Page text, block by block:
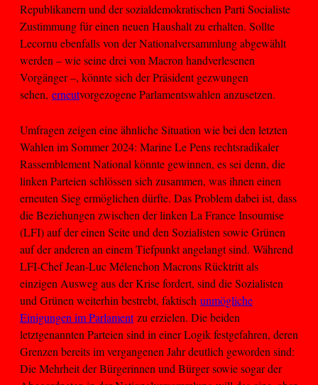
Republikanern und der sozialdemokratischen Parti Socialiste
Zustimmung für einen neuen Haushalt zu erhalten. Sollte
Lecornu ebenfalls von der Nationalversammlung abgewählt
werden – wie seine drei von Macron handverlesenen
Vorgänger –, könnte sich der Präsident gezwungen
sehen, erneutvorgezogene Parlamentswahlen anzusetzen.
Umfragen zeigen eine ähnliche Situation wie bei den letzten
Wahlen im Sommer 2024: Marine Le Pens rechtsradikaler
Rassemblement National könnte gewinnen, es sei denn, die
linken Parteien schlössen sich zusammen, was ihnen einen
erneuten Sieg ermöglichen dürfte. Das Problem dabei ist, dass
die Beziehungen zwischen der linken La France Insoumise
(LFI) auf der einen Seite und den Sozialisten sowie Grünen
auf der anderen an einem Tiefpunkt angelangt sind. Während
LFI-Chef Jean-Luc Mélenchon Macrons Rücktritt als
einzigen Ausweg aus der Krise fordert, sind die Sozialisten
und Grünen weiterhin bestrebt, faktisch unmögliche
Einigungen im Parlamentzu erzielen. Die beiden
letztgenannten Parteien sind in einer Logik festgefahren, deren
Grenzen bereits im vergangenen Jahr deutlich geworden sind:
Die Mehrheit der Bürgerinnen und Bürger sowie sogar der